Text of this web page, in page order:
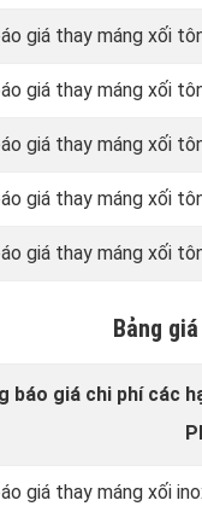
giá thay máng xối
giá thay máng xối
giá thay máng xối
giá thay máng xối
giá thay máng xối
Bảng
báo giá chi phí các
giá thay máng xối